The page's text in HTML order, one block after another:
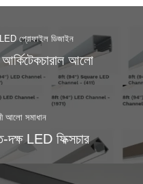
প্রোফাইল ডিজাইন
আলো
আলো সমাধান
দক্ষ LED ফিক্সচার